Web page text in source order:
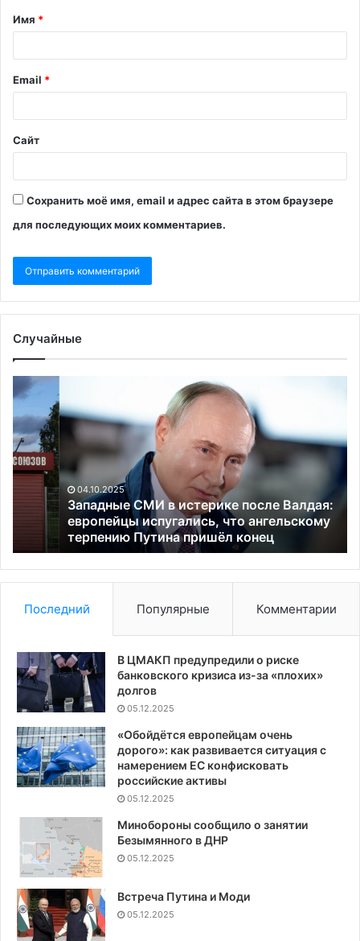
Имя *
Email *
Сайт
Сохранить моё имя, email и адрес сайта в этом браузере
для последующих моих комментариев.
Случайные
Западные
СМИ
в
истерике
после
Валдая:
европейцы
испугались,
ангельскому
терпению
Путина
пришёл
конец
04.10.2025
Западные СМИ в истерике после Валдая:
европейцы испугались, что ангельскому
терпению Путина пришёл конец
на
её
Последний Популярные Комментарии
В ЦМАКП предупредили о риске
банковского кризиса из-за «плохих»
долгов
05.12.2025
«Обойдётся европейцам очень
дорого»: как развивается ситуация с
намерением ЕС конфисковать
российские активы
05.12.2025
Минобороны сообщило о занятии
Безымянного в ДНР
05.12.2025
Встреча Путина и Моди
05.12.2025